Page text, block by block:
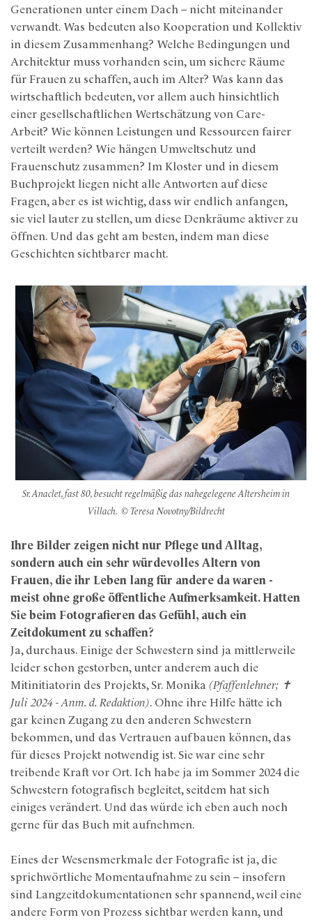
Generationen unter einem Dach – nicht miteinander
verwandt. Was bedeuten also Kooperation und Kollektiv
in diesem Zusammenhang? Welche Bedingungen und
Architektur muss vorhanden sein, um sichere Räume
für Frauen zu schaffen, auch im Alter? Was kann das
wirtschaftlich bedeuten, vor allem auch hinsichtlich
einer gesellschaftlichen Wertschätzung von Care-
Arbeit? Wie können Leistungen und Ressourcen fairer
verteilt werden? Wie hängen Umweltschutz und
Frauenschutz zusammen? Im Kloster und in diesem
Buchprojekt liegen nicht alle Antworten auf diese
Fragen, aber es ist wichtig, dass wir endlich anfangen,
sie viel lauter zu stellen, um diese Denkräume aktiver zu
öffnen. Und das geht am besten, indem man diese
Geschichten sichtbarer macht.
Sr. Anaclet, fast 80, besucht regelmäßig das nahegelegene Altersheim in
Villach. © Teresa Novotny/Bildrecht
Ihre Bilder zeigen nicht nur Pflege und Alltag,
sondern auch ein sehr würdevolles Altern von
Frauen, die ihr Leben lang für andere da waren -
meist ohne große öffentliche Aufmerksamkeit. Hatten
Sie beim Fotografieren das Gefühl, auch ein
Zeitdokument zu schaffen?
Ja, durchaus. Einige der Schwestern sind ja mittlerweile
leider schon gestorben, unter anderem auch die
Mitinitiatorin des Projekts, Sr. Monika (Pfaffenlehner; ✝
Juli 2024 - Anm. d. Redaktion). Ohne ihre Hilfe hätte ich
gar keinen Zugang zu den anderen Schwestern
bekommen, und das Vertrauen aufbauen können, das
für dieses Projekt notwendig ist. Sie war eine sehr
treibende Kraft vor Ort. Ich habe ja im Sommer 2024 die
Schwestern fotografisch begleitet, seitdem hat sich
einiges verändert. Und das würde ich eben auch noch
gerne für das Buch mit aufnehmen.
Eines der Wesensmerkmale der Fotografie ist ja, die
sprichwörtliche Momentaufnahme zu sein – insofern
sind Langzeitdokumentationen sehr spannend, weil eine
andere Form von Prozess sichtbar werden kann, und